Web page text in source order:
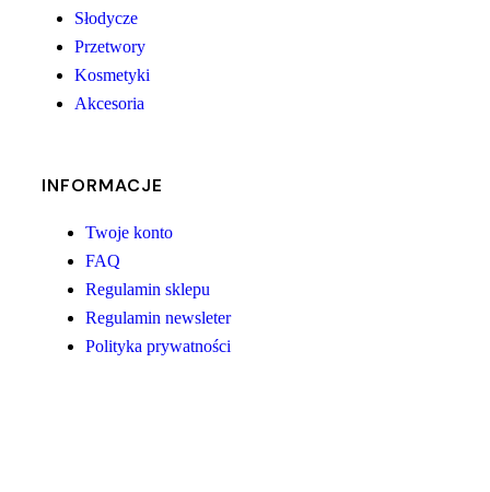
Słodycze
Przetwory
Kosmetyki
Akcesoria
INFORMACJE
Twoje konto
FAQ
Regulamin sklepu
Regulamin newsleter
Polityka prywatności